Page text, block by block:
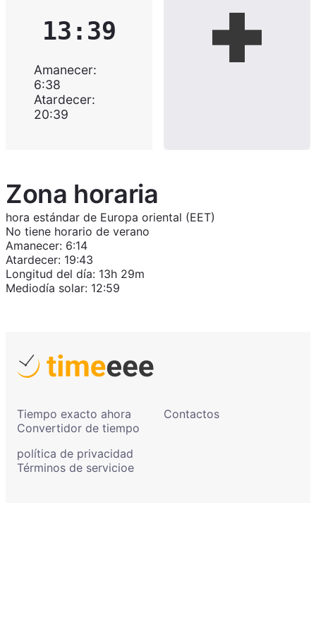
13:39
Amanecer:
6:38
Atardecer:
20:39
Zona horaria
hora estándar de Europa oriental (EET)
No tiene horario de verano
Amanecer: 6:14
Atardecer: 19:43
Longitud del día: 13h 29m
Mediodía solar: 12:59
Tiempo exacto ahora
Convertidor de tiempo
Contactos
política de privacidad
Términos de servicioe